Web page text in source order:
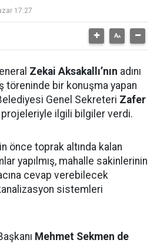
17:27
Zekai Aksakallı’nın adını
töreninde bir konuşma yapan
Genel Sekreteri Zafer
projeleriyle ilgili bilgiler verdi.
önce toprak altında kalan
yapılmış, mahalle sakinlerinin
cevap verebilecek
sistemleri
Mehmet Sekmen de